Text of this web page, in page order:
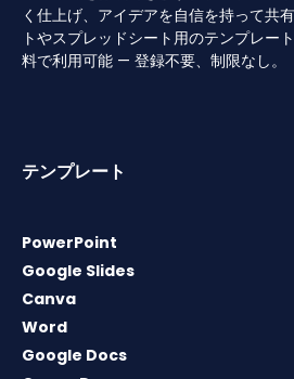
く仕上げ、アイデアを自信を持って共
トやスプレッドシート用のテンプレー
料で利用可能 — 登録不要、制限なし。
テンプレート
PowerPoint
Google Slides
Canva
Word
Google Docs